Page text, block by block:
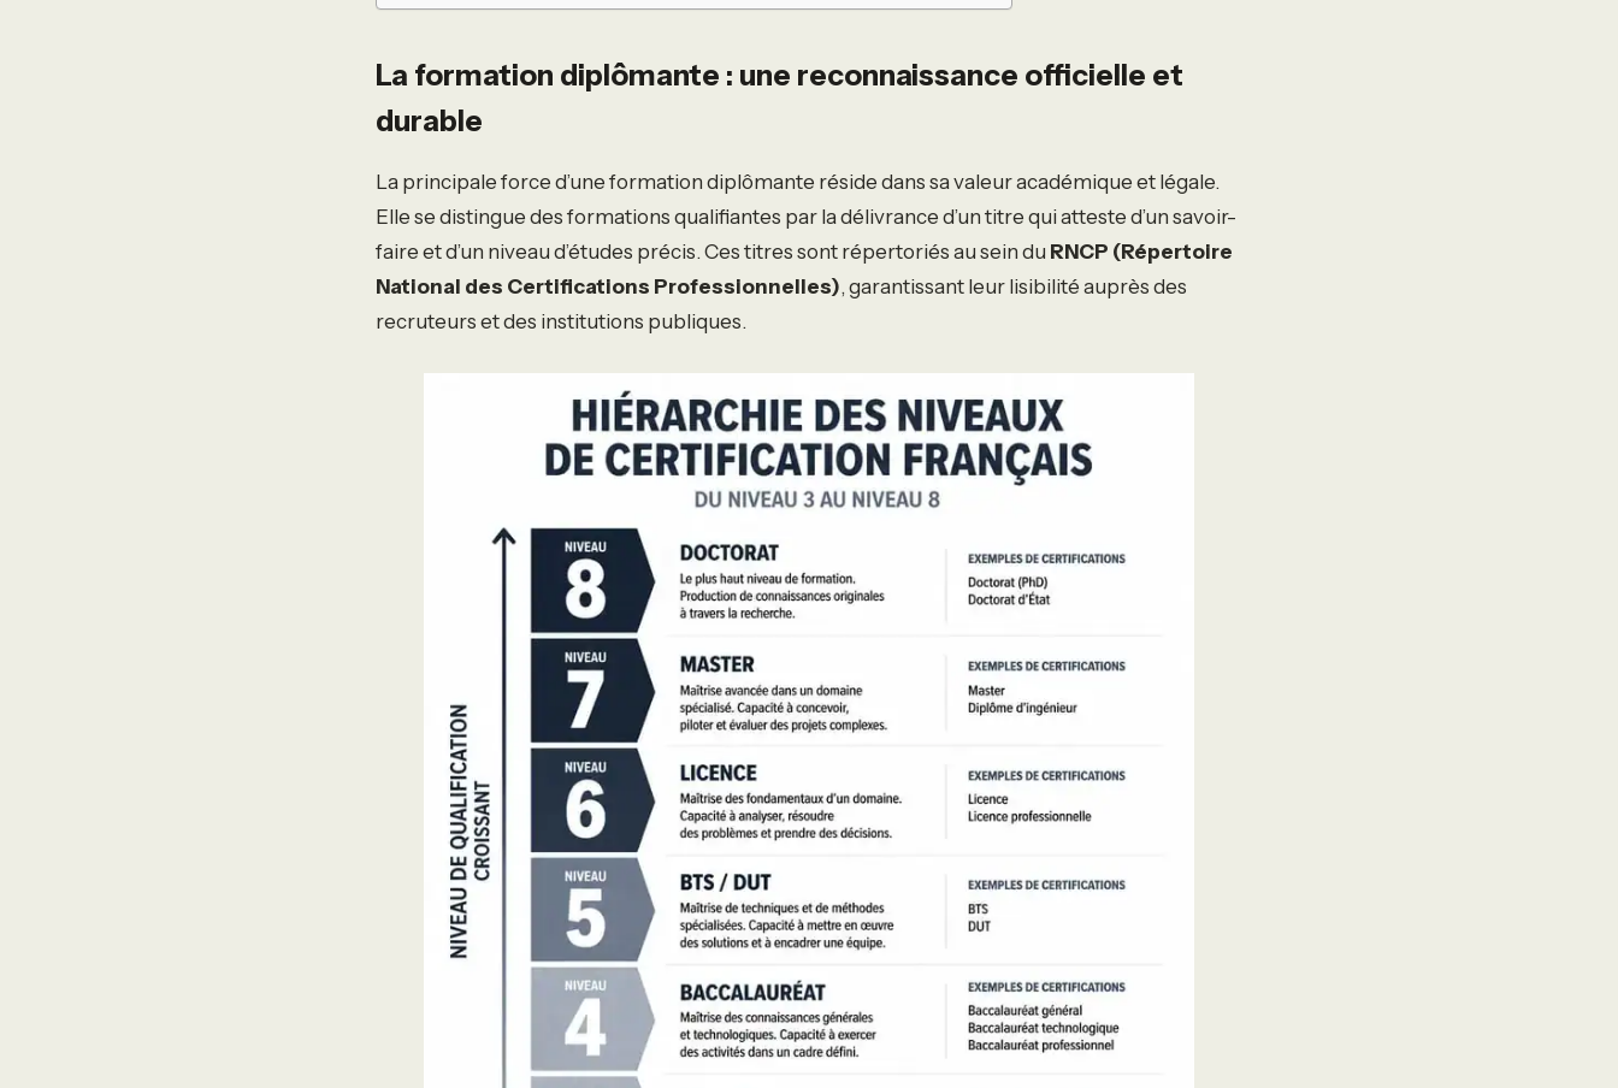
La formation diplômante : une reconnaissance officielle et
durable
La principale force d’une formation diplômante réside dans sa valeur académique et légale.
Elle se distingue des formations qualifiantes par la délivrance d’un titre qui atteste d’un savoir-
faire et d’un niveau d’études précis. Ces titres sont répertoriés au sein du RNCP (Répertoire
National des Certifications Professionnelles), garantissant leur lisibilité auprès des
recruteurs et des institutions publiques.